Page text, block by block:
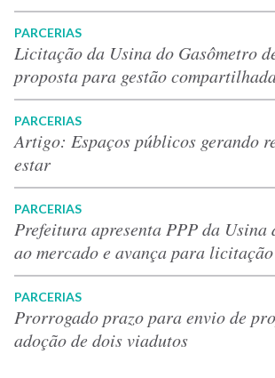
PARCERIAS
Licitação da Usina do Gasômetro
proposta para gestão
PARCERIAS
Artigo: Espaços públicos gerando
estar
PARCERIAS
Prefeitura apresenta PPP da Usina
ao mercado e avança para licitação
PARCERIAS
Prorrogado prazo para envio de
adoção de dois viadutos